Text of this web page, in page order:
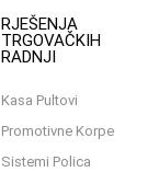
RJEŠENJA
TRGOVAČKIH
RADNJI
Kasa Pultovi
Promotivne Korpe
Sistemi Polica